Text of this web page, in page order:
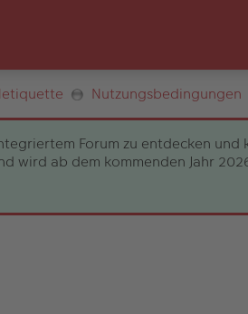
Nutzungsbedingungen
Forum zu entdecken
wird ab dem kommenden Jahr